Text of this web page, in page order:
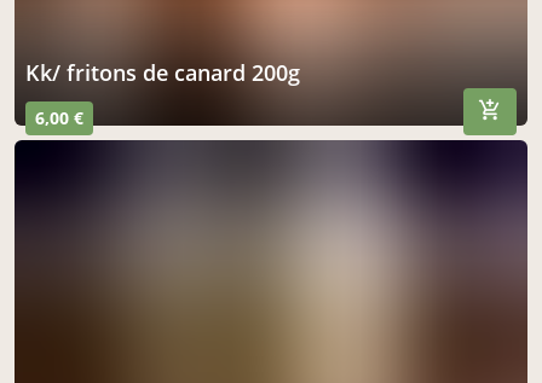
kk/ fritons de canard 200g
6,00 €